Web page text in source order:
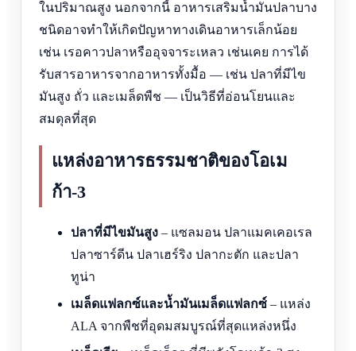
ในปริมาณสูง นอกจากนี้ อาหารเสริมน้ำมันปลาบาง
ชนิดอาจทำให้เกิดปัญหาทางเดินอาหารเล็กน้อย
เช่น เรอคาวปลาหรืออุจจาระเหลว เช่นเคย การได้
รับสารอาหารจากอาหารทั้งมื้อ — เช่น ปลาที่มีไข
มันสูง ถั่ว และเมล็ดพืช — เป็นวิธีที่อ่อนโยนและ
สมดุลที่สุด
แหล่งอาหารธรรมชาติของโอเม
ก้า-3
ปลาที่มีไขมันสูง – แซลมอน ปลาแมคเคอเรล
ปลาซาร์ดีน ปลาเฮร์ริง ปลากะตัก และปลา
ทูน่า
เมล็ดแฟลกซ์และน้ำมันเมล็ดแฟลกซ์ – แหล่ง
ALA จากพืชที่อุดมสมบูรณ์ที่สุดแหล่งหนึ่ง